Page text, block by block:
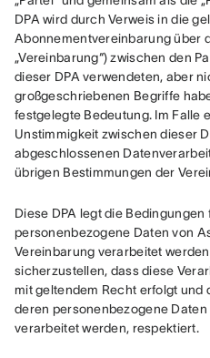
DPA wird durch Verweis in die
Abonnementvereinbarung über
„Vereinbarung“) zwischen den
dieser DPA verwendeten, aber
großgeschriebenen Begriffe
festgelegte Bedeutung. Im Falle
Unstimmigkeit zwischen dieser
abgeschlossenen
übrigen Bestimmungen der
Diese DPA legt die Bedingungen
personenbezogene Daten von
Vereinbarung verarbeitet
sicherzustellen, dass diese
mit geltendem Recht erfolgt und
deren personenbezogene
verarbeitet werden, respektiert.